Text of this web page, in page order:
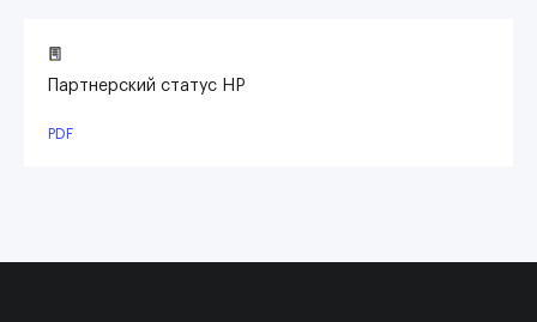
Партнерский статус HP
PDF